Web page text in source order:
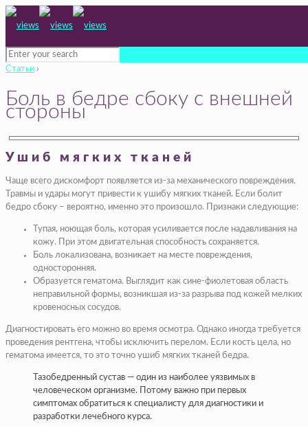
Статьи ›
Боль в бедре сбоку с внешней
стороны
Ушиб мягких тканей
Чаще всего дискомфорт появляется из-за механического повреждения.
Травмы и удары могут привести к ушибу мягких тканей. Если болит
бедро сбоку – вероятно, именно это произошло. Признаки следующие:
Тупая, ноющая боль, которая усиливается после надавливания на
кожу. При этом двигательная способность сохраняется.
Боль локализована, возникает на месте повреждения,
односторонняя.
Образуется гематома. Выглядит как сине-фиолетовая область
неправильной формы, возникшая из-за разрыва под кожей мелких
кровеносных сосудов.
Диагностировать его можно во время осмотра. Однако иногда требуется
проведения рентгена, чтобы исключить перелом. Если кость цела, но
гематома имеется, то это точно ушиб мягких тканей бедра.
Тазобедренный сустав — один из наиболее уязвимых в
человеческом организме. Потому важно при первых
симптомах обратиться к специалисту для диагностики и
разработки лечебного курса.